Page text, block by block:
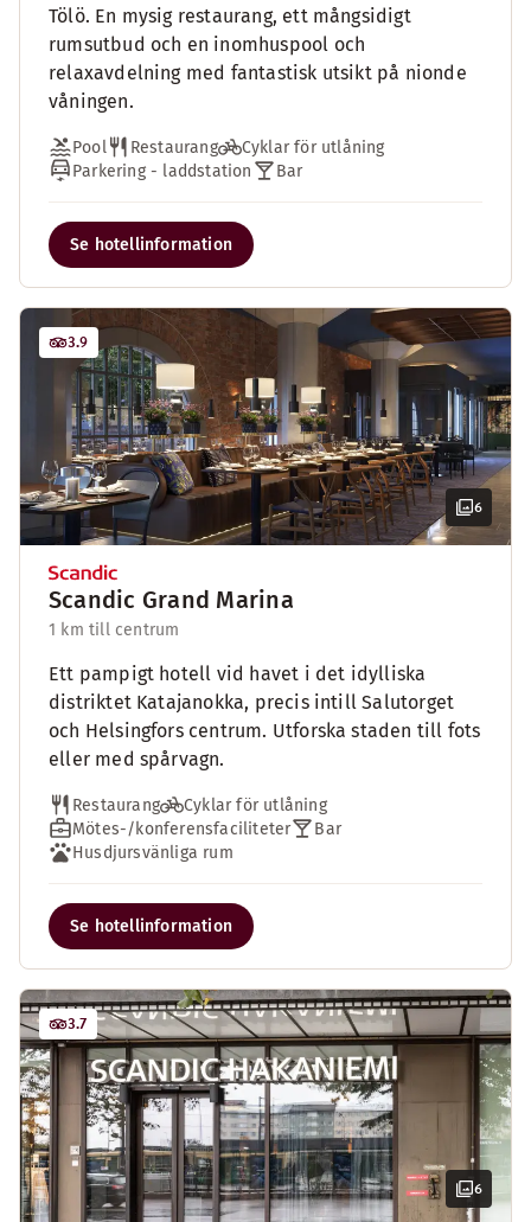
Tölö. En mysig restaurang, ett mångsidigt
rumsutbud och en inomhuspool och
relaxavdelning med fantastisk utsikt på nionde
våningen.
Pool Restaurang
Cyklar för utlåning
Parkering - laddstation
Bar
Se hotellinformation
6
3.9
Scandic Grand Marina
1 km till centrum
Ett pampigt hotell vid havet i det idylliska
distriktet Katajanokka, precis intill Salutorget
och Helsingfors centrum. Utforska staden till fots
eller med spårvagn.
Restaurang
Cyklar för utlåning
Mötes-/konferensfaciliteter
Bar
Husdjursvänliga rum
Se hotellinformation
6
3.7